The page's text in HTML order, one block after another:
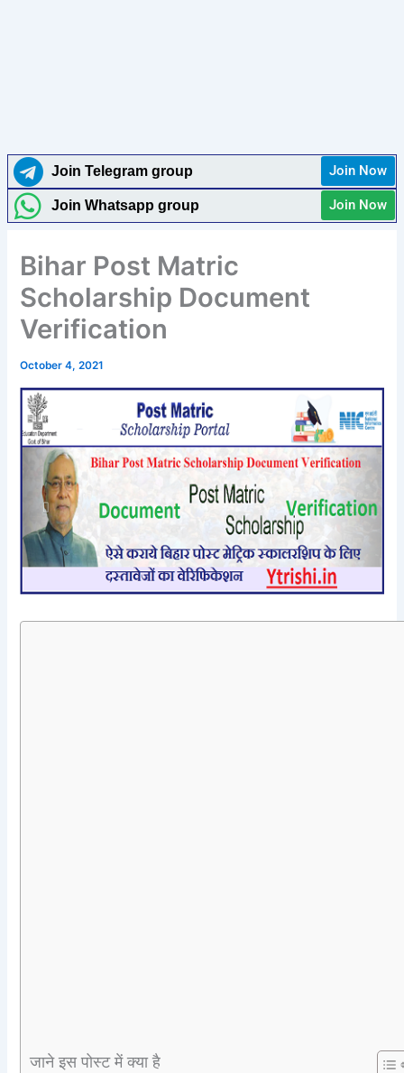
Join Telegram group Join Now
Join Whatsapp group Join Now
Bihar Post Matric
Scholarship Document
Verification
October 4, 2021
जाने इस पोस्ट में क्या है